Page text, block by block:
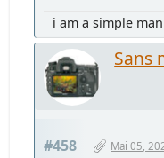
i am a simple
Sans
#458 Mai 05,